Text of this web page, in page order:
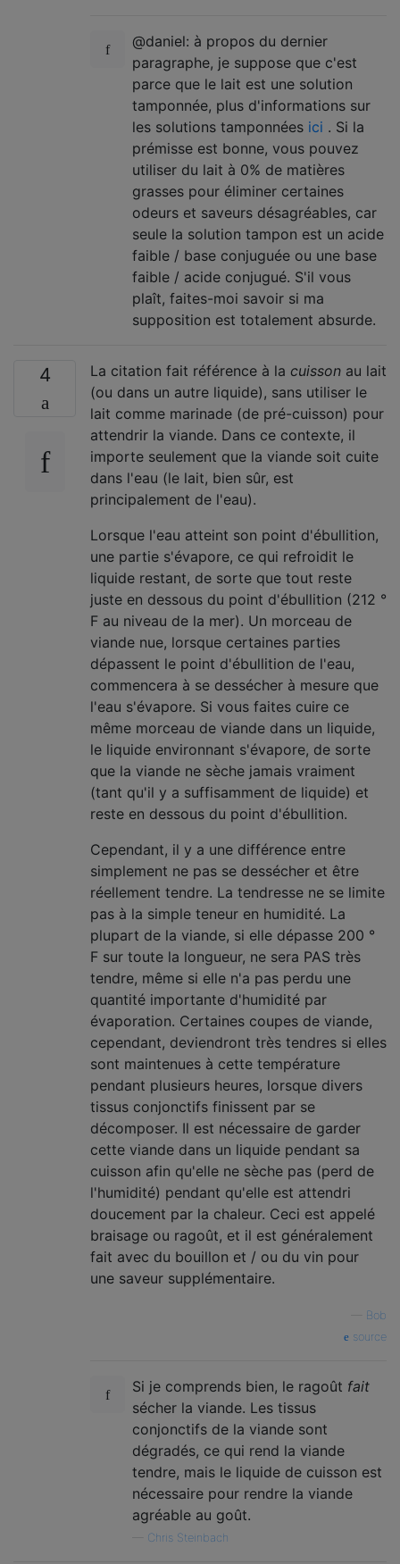
@daniel: à propos du dernier
paragraphe, je suppose que c'est
parce que le lait est une solution
tamponnée, plus d'informations sur
les solutions tamponnées ici . Si la
prémisse est bonne, vous pouvez
utiliser du lait à 0% de matières
grasses pour éliminer certaines
odeurs et saveurs désagréables, car
seule la solution tampon est un acide
faible / base conjuguée ou une base
faible / acide conjugué. S'il vous
plaît, faites-moi savoir si ma
supposition est totalement absurde.
4 La citation fait référence à la cuisson au lait
(ou dans un autre liquide), sans utiliser le
lait comme marinade (de pré-cuisson) pour
attendrir la viande. Dans ce contexte, il
importe seulement que la viande soit cuite
dans l'eau (le lait, bien sûr, est
principalement de l'eau).
Lorsque l'eau atteint son point d'ébullition,
une partie s'évapore, ce qui refroidit le
liquide restant, de sorte que tout reste
juste en dessous du point d'ébullition (212 °
F au niveau de la mer). Un morceau de
viande nue, lorsque certaines parties
dépassent le point d'ébullition de l'eau,
commencera à se dessécher à mesure que
l'eau s'évapore. Si vous faites cuire ce
même morceau de viande dans un liquide,
le liquide environnant s'évapore, de sorte
que la viande ne sèche jamais vraiment
(tant qu'il y a suffisamment de liquide) et
reste en dessous du point d'ébullition.
Cependant, il y a une différence entre
simplement ne pas se dessécher et être
réellement tendre. La tendresse ne se limite
pas à la simple teneur en humidité. La
plupart de la viande, si elle dépasse 200 °
F sur toute la longueur, ne sera PAS très
tendre, même si elle n'a pas perdu une
quantité importante d'humidité par
évaporation. Certaines coupes de viande,
cependant, deviendront très tendres si elles
sont maintenues à cette température
pendant plusieurs heures, lorsque divers
tissus conjonctifs finissent par se
décomposer. Il est nécessaire de garder
cette viande dans un liquide pendant sa
cuisson afin qu'elle ne sèche pas (perd de
l'humidité) pendant qu'elle est attendri
doucement par la chaleur. Ceci est appelé
braisage ou ragoût, et il est généralement
fait avec du bouillon et / ou du vin pour
une saveur supplémentaire.
Bob
source
Si je comprends bien, le ragoût fait
sécher la viande. Les tissus
conjonctifs de la viande sont
dégradés, ce qui rend la viande
tendre, mais le liquide de cuisson est
nécessaire pour rendre la viande
agréable au goût.
Chris Steinbach